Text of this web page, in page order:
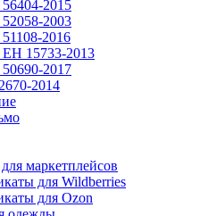
2015
2003
2016
15733-2013
2017
2014
маркетплейсов
для Wildberries
для Ozon